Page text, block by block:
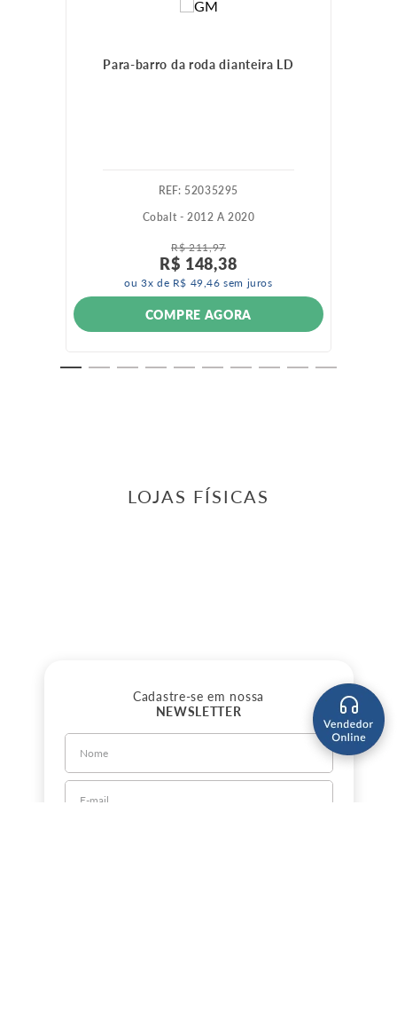
Para-barro da roda dianteira LD
: 52035295
Cobalt - 2012 A 2020
R$ 211,97
R$ 148,38
ou3x de R$ 49,46 sem juros
COMPRE AGORA
LOJAS FÍSICAS
Cadastre-se em nossa
NEWSLETTER